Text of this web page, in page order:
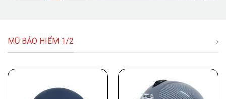
MŨ BẢO HIỂM 1/2